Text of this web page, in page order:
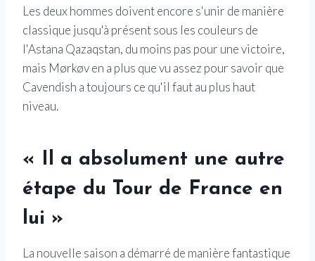
Les deux hommes doivent encore s'unir de manière
classique jusqu'à présent sous les couleurs de
l'Astana Qazaqstan, du moins pas pour une victoire,
mais Mørkøv en a plus que vu assez pour savoir que
Cavendish a toujours ce qu'il faut au plus haut
niveau.
« Il a absolument une autre
étape du Tour de France en
lui »
La nouvelle saison a démarré de manière fantastique